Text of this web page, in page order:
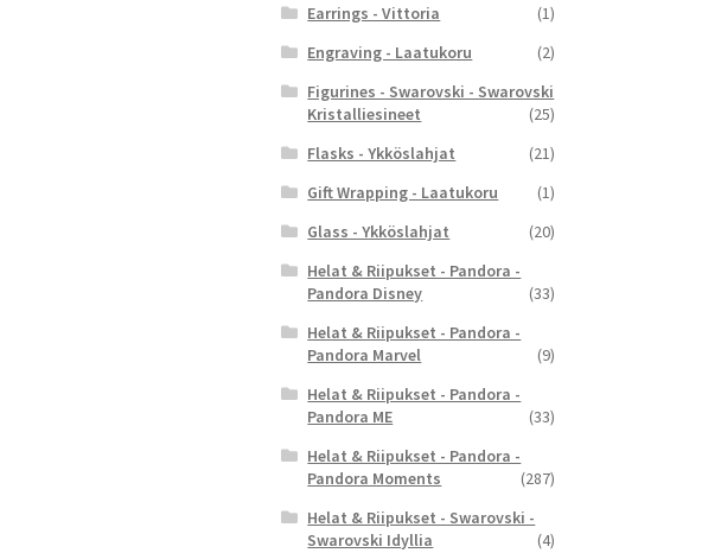
Earrings - Vittoria
(1)
Engraving - Laatukoru
(2)
Figurines - Swarovski - Swarovski
Kristalliesineet
(25)
Flasks - Ykköslahjat
(21)
Gift Wrapping - Laatukoru
(1)
Glass - Ykköslahjat
(20)
Helat & Riipukset - Pandora -
Pandora Disney
(33)
Helat & Riipukset - Pandora -
Pandora Marvel
(9)
Helat & Riipukset - Pandora -
Pandora ME
(33)
Helat & Riipukset - Pandora -
Pandora Moments
(287)
Helat & Riipukset - Swarovski -
Swarovski Idyllia
(4)